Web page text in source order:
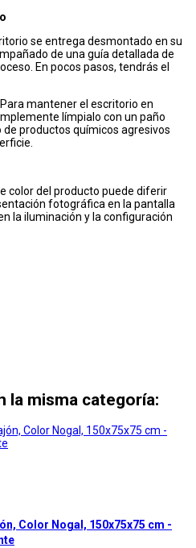
se entrega desmontado en su
de una guía detallada de
En pocos pasos, tendrás el
mantener el escritorio en
límpialo con un paño
de productos químicos agresivos
color del producto puede diferir
fotográfica en la pantalla
la iluminación y la configuración
la misma categoría:
Color Nogal, 150x75x75 cm -